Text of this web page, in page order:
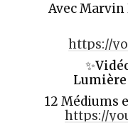
Avec Marvin
https://
✨
12 Médiums
https://